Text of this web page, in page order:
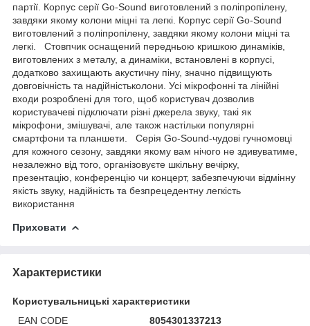
партії. Корпус серії Go-Sound виготовлений з поліпропілену,
завдяки якому колони міцні та легкі. Корпус серії Go-Sound
виготовлений з поліпропілену, завдяки якому колони міцні та
легкі. Стовпчик оснащений передньою кришкою динаміків,
виготовлених з металу, а динаміки, встановлені в корпусі,
додатково захищають акустичну піну, значно підвищують
довговічність та надійністьколони. Усі мікрофонні та лінійні
входи розроблені для того, щоб користувач дозволив
користувачеві підключати різні джерела звуку, такі як
мікрофони, змішувачі, але також настільки популярні
смартфони та планшети. Серія Go-Sound-чудові гучномовці
для кожного сезону, завдяки якому вам нічого не здивуватиме,
незалежно від того, організовуєте шкільну вечірку,
презентацію, конференцію чи концерт, забезпечуючи відмінну
якість звуку, надійність та безпрецедентну легкість
використання
Приховати
Характеристики
Користувальницькі характеристики
EAN CODE
8054301337213